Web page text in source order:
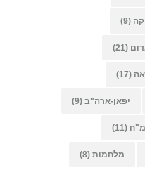
(9)
(21)
(17)
יפאן-ארה"ב (9)
(11)
מלחמות (8)